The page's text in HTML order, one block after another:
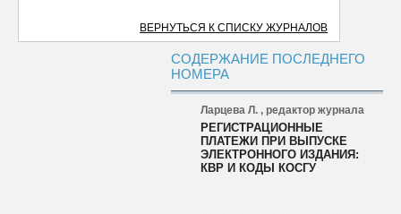
ВЕРНУТЬСЯ К СПИСКУ ЖУРНАЛОВ
СОДЕРЖАНИЕ ПОСЛЕДНЕГО
НОМЕРА
Ларцева Л. , редактор журнала
РЕГИСТРАЦИОННЫЕ
ПЛАТЕЖИ ПРИ ВЫПУСКЕ
ЭЛЕКТРОННОГО ИЗДАНИЯ:
КВР И КОДЫ КОСГУ